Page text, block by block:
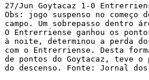
27/Jun Goytacaz 1-0
Obs: jogo suspenso no
campo. Um sobrepasso
O Entrerriense ganhou os
à noite, determinou a perda
com o Entrerriense. Desta
de pontos do Goytacaz, teve o
do descenso. Fonte: Jornal